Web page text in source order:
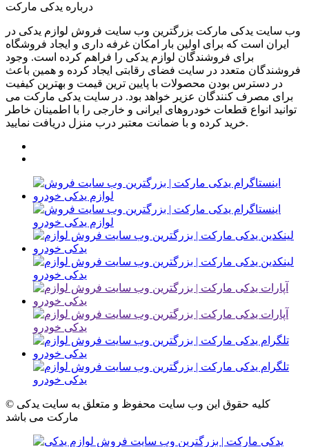
درباره یدکی مارکت
وب سایت یدکی مارکت بزرگترین وب سایت فروش لوازم یدکی در
ایران است که برای اولین بار امکان غرفه داری و ایجاد فروشگاه
برای فروشندگان لوازم یدکی را فراهم کرده است. وجود
فروشندگان متعدد در سایت فضای رقابتی ایجاد کرده و همین باعث
در دسترس بودن محصولات با پایین ترین قیمت و بهترین کیفیت
برای مصرف کنندگان عزیر خواهد بود. در سایت یدکی مارکت می
توانید انواع قطعات خودروهای ایرانی و خارجی را با اطمینان خاطر
خرید کرده و با ضمانت معتبر درب منزل دریافت نمایید.
© کلیه حقوق این وب سایت محفوظ و متعلق به سایت یدکی
مارکت می باشد